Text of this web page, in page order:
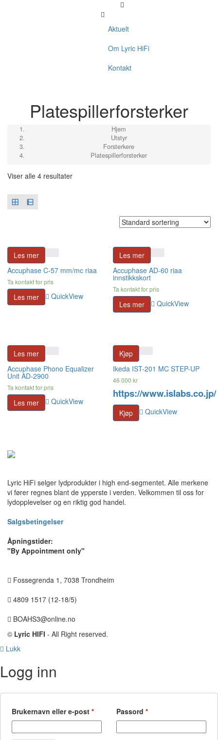
Aktuelt
Om Lyric HiFi
Kontakt
Platespillerforsterker
Hjem
Utstyr
Forsterkere
Platespillerforsterker
Viser alle 4 resultater
Les mer
Accuphase C-57 mm/mc riaa
Ta kontakt for pris
Les mer QuickView
Les mer
Accuphase AD-60 riaa
innstikkskort
Ta kontakt for pris
Les mer QuickView
Les mer
Accuphase Phono Equalizer
Unit AD-2900
Ta kontakt for pris
Les mer QuickView
Kjøp
Ikeda IST-201 MC STEP-UP
46 000kr
https://www.islabs.co.jp/
Kjøp QuickView
Lyric HiFi selger lydprodukter i high end-segmentet. Alle merkene
vi fører regnes blant de ypperste i verden. Velkommen til oss for
lydopplevelser og en riktig god handel.
Salgsbetingelser
Åpningstider:
"By Appointment only"
Fossegrenda 1, 7038 Trondheim
4809 1517 (12-18/5)
BOAHS3@online.no
© Lyric HIFI - All Right reserved.
Lukk
Logg inn
Brukernavn eller e-post * Passord*